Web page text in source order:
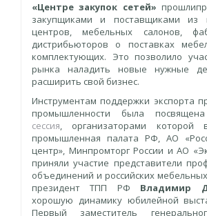
«Центре закупок сетей»
закупщиками и поставщиками из
центров, мебельных салонов,
дистрибьюторов о поставках
комплектующих. Это позволило
рынка наладить новые нужные
расширить свой бизнес.
Инструментам поддержки экспорта
промышленности была
сессия, организаторами которой
промышленная палата РФ, АО
центр», Минпромторг России и АО
приняли участие представители
объединений и российских
президент ТПП РФ Владимир
хорошую динамику юбилейной
Первый заместитель